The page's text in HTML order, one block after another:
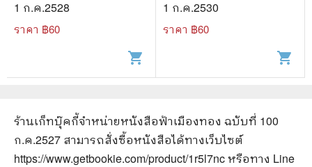
1 ก.ค.2528
ราคา ฿60
shopping_cart
1 ก.ค.2530
ราคา ฿60
shopping_cart
ร้านเก็ทบุ๊คกี้จำหน่ายหนังสือฟ้าเมืองทอง ฉบับที่ 100
ก.ค.2527 สามารถสั่งซื้อหนังสือได้ทางเว็บไซต์
https://www.getbookie.com/product/1r5l7ncหรือทาง Line